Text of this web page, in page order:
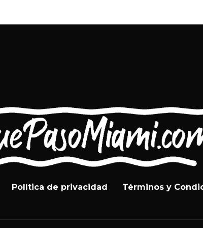
Política de privacidad Términos y